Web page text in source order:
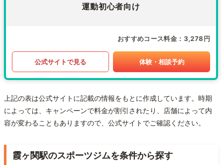
運動初心者向け
おすすめコース料金 3,278円
公式サイトで見る 体験・相談予約
上記の表は公式サイトに記載の情報をもとに作成しています。時期
によっては、キャンペーンで料金が割引されたり、店舗によって内
容が変わることもありますので、公式サイトでご確認ください。
霞ヶ関駅のスポーツジムを条件から探す